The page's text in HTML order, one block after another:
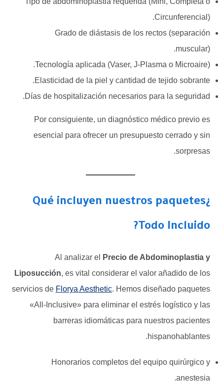
Circunferencial).
Grado de diástasis de los rectos (separación
muscular).
Tecnología aplicada (Vaser, J-Plasma o Microaire).
Elasticidad de la piel y cantidad de tejido sobrante.
Días de hospitalización necesarios para la seguridad.
Por consiguiente, un diagnóstico médico previo es
esencial para ofrecer un presupuesto cerrado y sin
sorpresas.
¿Qué incluyen nuestros paquetes
Todo Incluido?
Al analizar el
Precio de Abdominoplastia y
Liposucción, es vital considerar el valor añadido de los
servicios de Florya Aesthetic. Hemos diseñado paquetes
«All-Inclusive» para eliminar el estrés logístico y las
barreras idiomáticas para nuestros pacientes
hispanohablantes.
Honorarios completos del equipo quirúrgico y
anestesia.